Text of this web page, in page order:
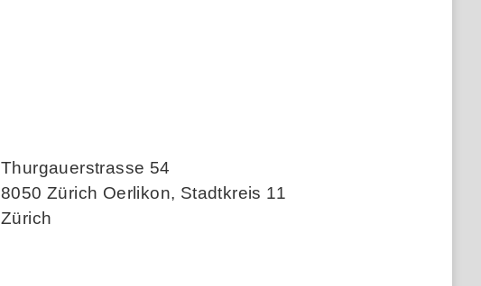
Thurgauerstrasse 54
8050 Zürich Oerlikon, Stadtkreis 11
Zürich